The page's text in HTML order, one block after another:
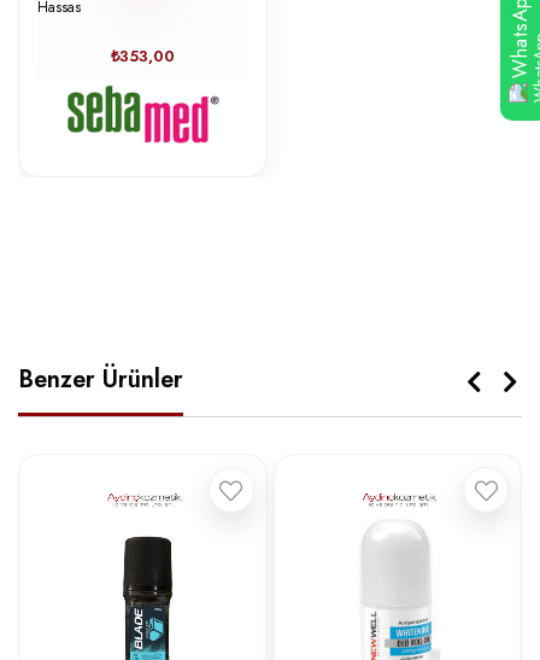
Hassas
₺353,00
Benzer Ürünler
WhatsApp